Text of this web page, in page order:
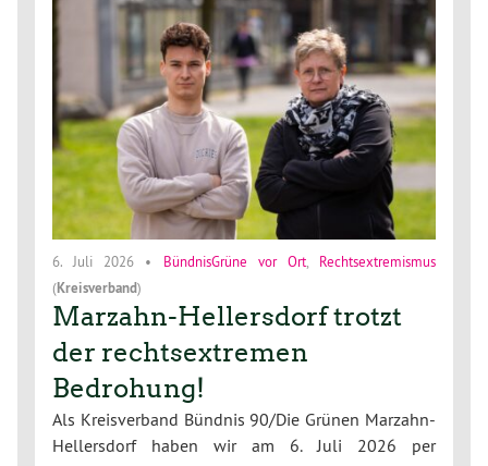
6. Juli 2026 • BündnisGrüne vor Ort, Rechtsextremismus
(Kreisverband)
Marzahn-Hellersdorf trotzt
der rechtsextremen
Bedrohung!
Als Kreisverband Bündnis 90/Die Grünen Marzahn-
Hellersdorf haben wir am 6. Juli 2026 per